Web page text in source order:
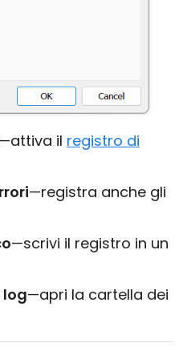
—attiva il registro di
—registra anche gli
—scrivi il registro in un
—apri la cartella dei